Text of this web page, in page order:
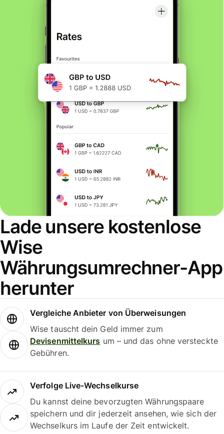
Lade unsere kostenlose
Wise
Währungsumrechner-App
herunter
Vergleiche Anbieter von Überweisungen
Wise tauscht dein Geld immer zum
Devisenmittelkurs um – und das ohne versteckte
Gebühren.
Verfolge Live-Wechselkurse
Du kannst deine bevorzugten Währungspaare
speichern und dir jederzeit ansehen, wie sich der
Wechselkurs im Laufe der Zeit entwickelt.